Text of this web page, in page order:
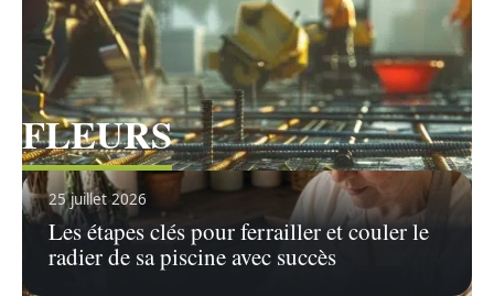
25 juillet 2026
Les étapes clés pour ferrailler et couler le
radier de sa piscine avec succès
FLEURS
Voir tous les articles